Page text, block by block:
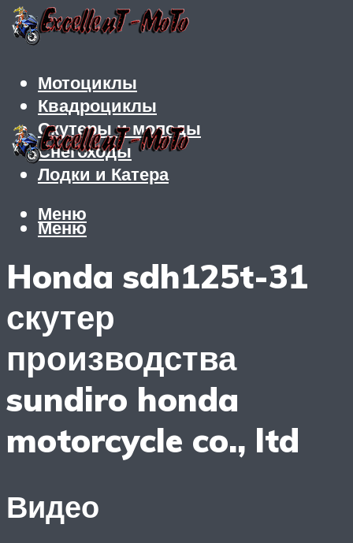
Мотоциклы
Квадроциклы
Скутеры и мопеды
Снегоходы
Лодки и Катера
Меню
Меню
Honda sdh125t-31
скутер
производства
sundiro honda
motorcycle co., ltd
Видео